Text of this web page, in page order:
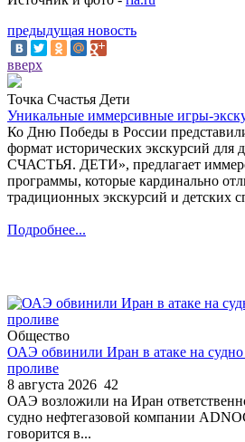
предыдущая новость
вверх
Точка Счастья Дети
Уникальные иммерсивные игры-
Ко Дню Победы в России
формат исторических экскурсий
СЧАСТЬЯ. ДЕТИ», предлагает
программы, которые кардинально
традиционных экскурсий и детских
Подробнее...
Общество
ОАЭ обвинили Иран в атаке на
проливе
8 августа 2026 42
ОАЭ возложили на Иран
судно нефтегазовой компании
говорится в...